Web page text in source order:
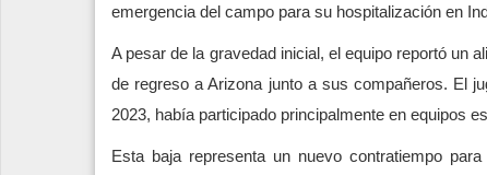
emergencia del campo para su hospitalización en
A pesar de la gravedad inicial, el equipo reportó un
de regreso a Arizona junto a sus compañeros. El
2023, había participado principalmente en equipos
Esta baja representa un nuevo contratiempo